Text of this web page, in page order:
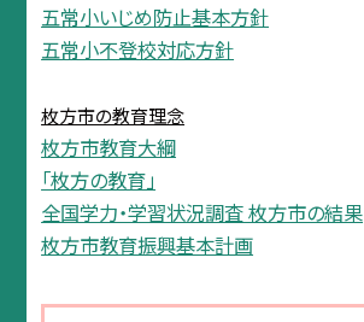
五常小いじめ防止基本方針
五常小不登校対応方針
枚方市の教育理念
枚方市教育大綱
「枚方の教育」
全国学力・学習状況調査 枚方市の結果
枚方市教育振興基本計画